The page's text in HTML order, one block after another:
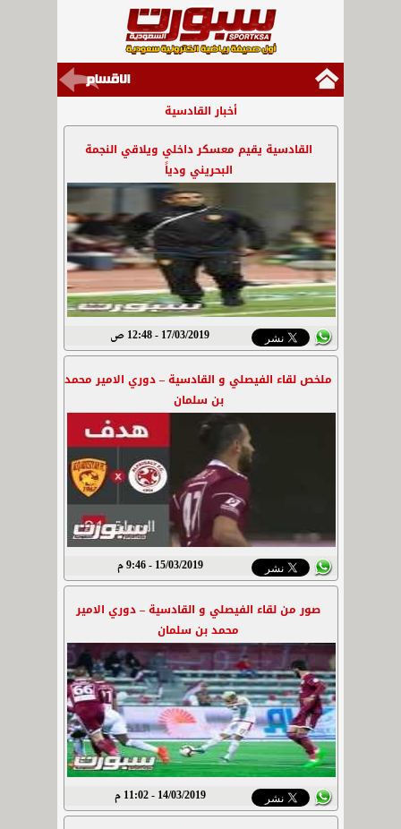
أخبار القادسية
القادسية يقيم معسكر داخلي ويلاقي النجمة
البحريني ودياً
17/03/2019 - 12:48 ص
ملخص لقاء الفيصلي و القادسية – دوري الامير محمد
بن سلمان
15/03/2019 - 9:46 م
صور من لقاء الفيصلي و القادسية – دوري الامير
محمد بن سلمان
14/03/2019 - 11:02 م